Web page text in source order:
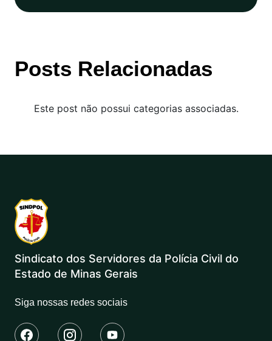
Posts Relacionadas
Este post não possui categorias associadas.
Sindicato dos Servidores da Polícia Civil do
Estado de Minas Gerais
Siga nossas redes sociais